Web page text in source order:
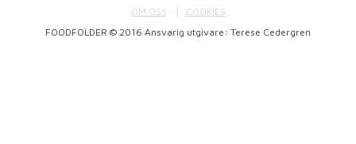
OM OSS
COOKIES
FOODFOLDER © 2016 Ansvarig utgivare: Terese Cedergren